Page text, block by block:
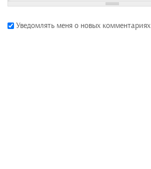
Уведомлять меня о новых комментариях